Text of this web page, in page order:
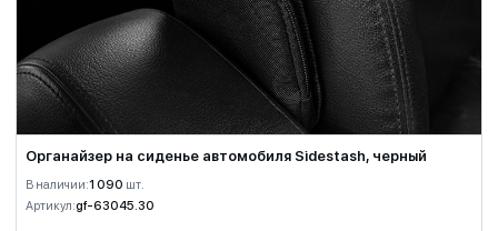
Органайзер на сиденье автомобиля Sidestash, черный
В наличии:1 090 шт.
Артикул:gf-63045.30